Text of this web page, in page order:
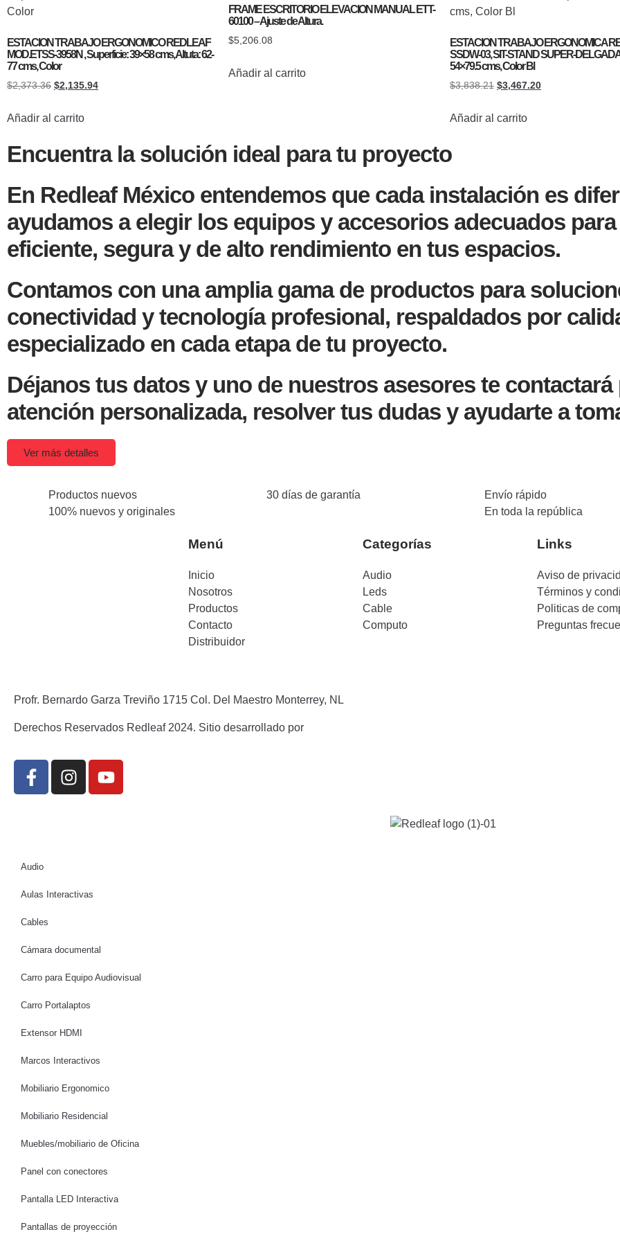
ESTACION TRABAJO ERGONOMICO REDLEAF
MOD.ETSS-3958N , Superficie: 39×58 cms, Altuta: 62-
77 cms, Color
$2,373.36 $2,135.94
Añadir al carrito
FRAME ESCRITORIO ELEVACION MANUAL ETT-
60100 – Ajuste de Altura.
$5,206.08
Añadir al carrito
ESTACION TRABAJO ERGONOMICA
SSDW-03, SIT-STAND SUPER-
54×79.5 cms, Color Bl
$3,838.21 $3,467.20
Añadir al carrito
Encuentra la solución ideal para tu proyecto
En Redleaf México entendemos que cada instalación es
ayudamos a elegir los equipos y accesorios adecuados
eficiente, segura y de alto rendimiento en tus espacios.
Contamos con una amplia gama de productos para
conectividad y tecnología profesional, respaldados por
especializado en cada etapa de tu proyecto.
Déjanos tus datos y uno de nuestros asesores te
atención personalizada, resolver tus dudas y ayudarte a
Ver más detalles
Productos nuevos
100% nuevos y originales
30 días de garantía
Envío rápido
En toda la república
Menú
Inicio
Nosotros
Productos
Contacto
Distribuidor
Categorías
Audio
Leds
Cable
Computo
Links
Aviso de
Términos y
Politicas de
Preguntas
Profr. Bernardo Garza Treviño 1715 Col. Del Maestro Monterrey, NL
Derechos Reservados Redleaf 2024. Sitio desarrollado por
Audio
Aulas Interactivas
Cables
Cámara documental
Carro para Equipo Audiovisual
Carro Portalaptos
Extensor HDMI
Marcos Interactivos
Mobiliario Ergonomico
Mobiliario Residencial
Muebles/mobiliario de Oficina
Panel con conectores
Pantalla LED Interactiva
Pantallas de proyección